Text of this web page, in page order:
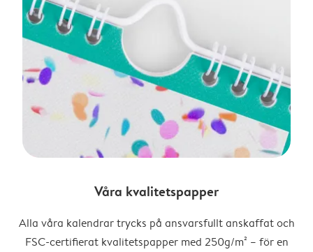
Våra kvalitetspapper
Alla våra kalendrar trycks på ansvarsfullt anskaffat och
FSC-certifierat kvalitetspapper med 250g/m² – för en